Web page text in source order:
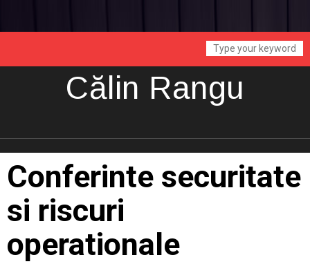
Călin Rangu
Conferinte securitate
si riscuri
operationale